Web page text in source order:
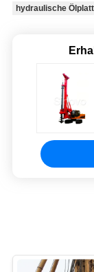
hydraulische